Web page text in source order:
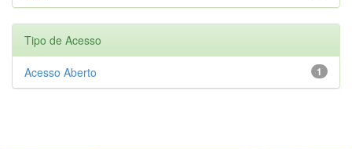
Tipo de Acesso
1
Acesso Aberto